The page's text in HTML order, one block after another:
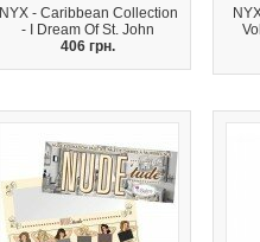
NYX - Caribbean Collection
- I Dream Of St. John
406 грн.